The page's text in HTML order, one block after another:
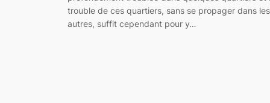
trouble de ces quartiers, sans se propager dans les
autres, suffit cependant pour y…